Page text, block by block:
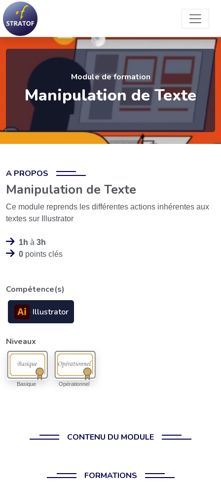
Module de formation
Manipulation de Texte
A PROPOS
Manipulation de Texte
Ce module reprends les différentes actions inhérentes aux
textes sur Illustrator
1h à 3h
0 points clés
Compétence(s)
Illustrator
Niveaux
Basique Opérationnel
CONTENU DU MODULE
FORMATIONS